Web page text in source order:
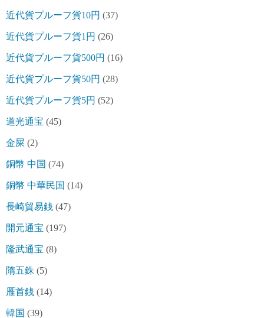
近代貨プルーフ貨10円 (37)
近代貨プルーフ貨1円 (26)
近代貨プルーフ貨500円 (16)
近代貨プルーフ貨50円 (28)
近代貨プルーフ貨5円 (52)
道光通宝 (45)
金屎 (2)
銅幣 中国 (74)
銅幣 中華民国 (14)
長崎貿易銭 (47)
開元通宝 (197)
隆武通宝 (8)
隋五銖 (5)
雁首銭 (14)
韓国 (39)